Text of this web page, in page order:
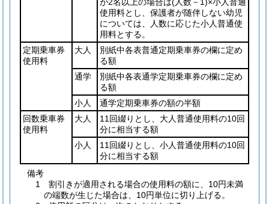
使用料とし、保護者が随伴しない幼児
については、人数に応じた小人普通使
用料とする。
定期乗車券
使用料
大人
別紙中各表普通定期乗車券の欄に定め
る額
通学
別紙中各表通学定期乗車券の欄に定め
る額
小人
通学定期乗車券の額の半額
回数乗車券
使用料
大人
11回綴りとし、大人普通使用料の10回
分に相当する額
小人
11回綴りとし、小人普通使用料の10回
分に相当する額
備考
1 割引きが適用される場合の使用料の額に、10円未満
の端数が生じた場合は、10円単位に切り上げる。